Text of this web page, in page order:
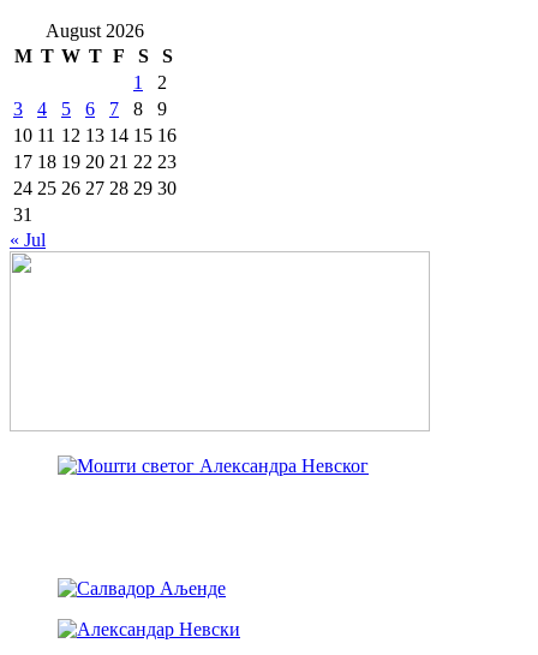
August 2026
M T W T F S
S
1
2
3
4 5 6 7 8
9
10 11 12 13 14 15 16
17 18 19 20 21 22 23
24 25 26 27 28 29 30
31
« Jul